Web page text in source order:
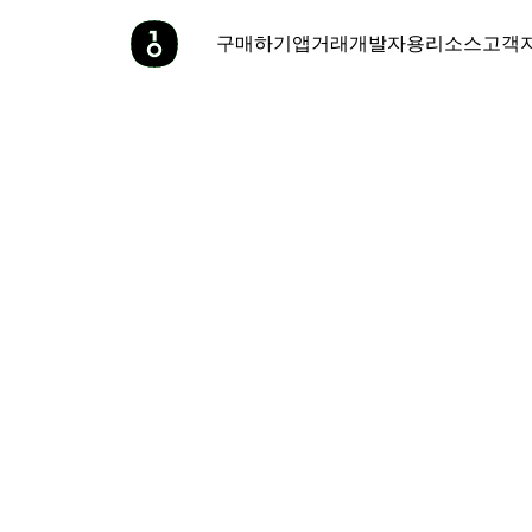
구매하기앱거래개발자용리소스고객